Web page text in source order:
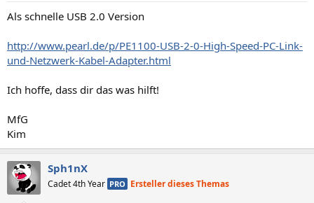
Als schnelle USB 2.0 Version
http://www.pearl.de/p/PE1100-USB-2-0-High-Speed-PC-Link-
und-Netzwerk-Kabel-Adapter.html
Ich hoffe, dass dir das was hilft!
MfG
Kim
Sph1nX
Cadet 4th Year PRO Ersteller dieses Themas